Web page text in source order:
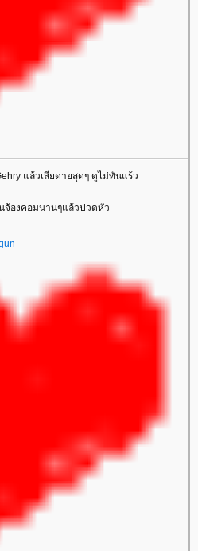
แล้วเสียดายสุดๆ ดูไม่ทันแร้ว
จ้องคอมนานๆแล้วปวดหัว